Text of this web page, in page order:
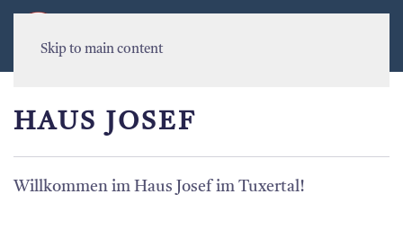
Skip to main content
HAUS JOSEF
Willkommen im Haus Josef im Tuxertal!